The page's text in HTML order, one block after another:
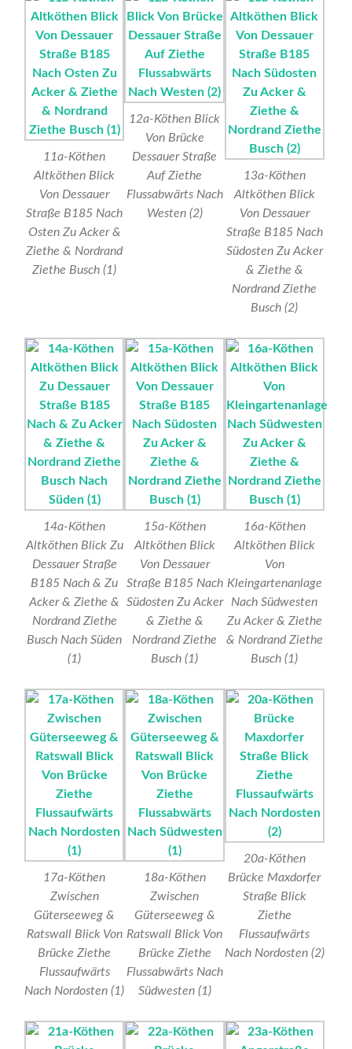
11a-Köthen
Altköthen Blick
Von Dessauer
Straße B185 Nach
Osten Zu Acker &
Ziethe & Nordrand
Ziethe Busch (1)
12a-Köthen Blick
Von Brücke
Dessauer Straße
Auf Ziethe
Flussabwärts Nach
Westen (2)
13a-Köthen
Altköthen Blick
Von Dessauer
Straße B185 Nach
Südosten Zu Acker
& Ziethe &
Nordrand Ziethe
Busch (2)
14a-Köthen
Altköthen Blick Zu
Dessauer Straße
B185 Nach & Zu
Acker & Ziethe &
Nordrand Ziethe
Busch Nach Süden
(1)
15a-Köthen
Altköthen Blick
Von Dessauer
Straße B185 Nach
Südosten Zu Acker
& Ziethe &
Nordrand Ziethe
Busch (1)
16a-Köthen
Altköthen Blick
Von
Kleingartenanlage
Nach Südwesten
Zu Acker & Ziethe
& Nordrand Ziethe
Busch (1)
17a-Köthen
Zwischen
Güterseeweg &
Ratswall Blick Von
Brücke Ziethe
Flussaufwärts
Nach Nordosten (1)
18a-Köthen
Zwischen
Güterseeweg &
Ratswall Blick Von
Brücke Ziethe
Flussabwärts Nach
Südwesten (1)
20a-Köthen
Brücke Maxdorfer
Straße Blick
Ziethe
Flussaufwärts
Nach Nordosten (2)